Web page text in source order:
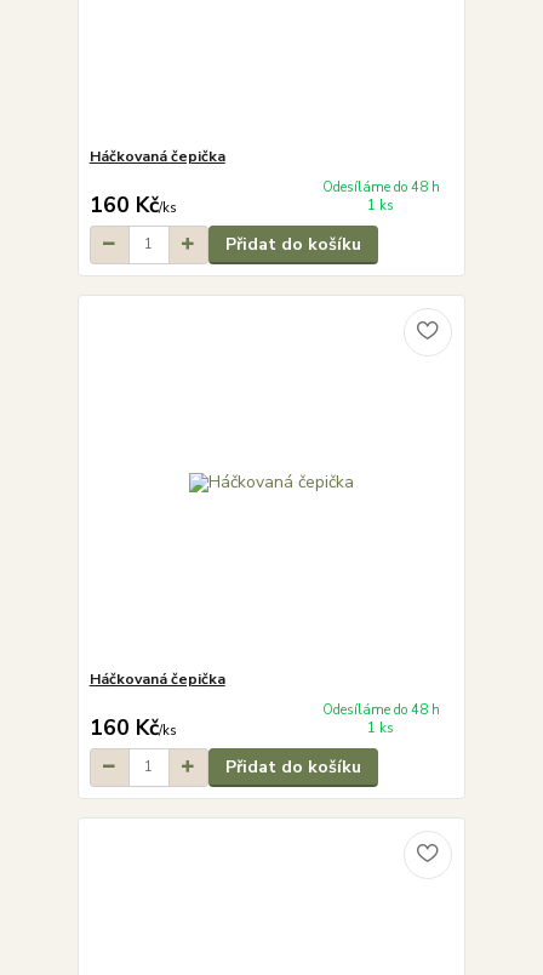
Háčkovaná čepička
160 Kč/ks
Odesíláme do 48 h
1 ks
Přidat do košíku
Háčkovaná čepička
160 Kč/ks
Odesíláme do 48 h
1 ks
Přidat do košíku